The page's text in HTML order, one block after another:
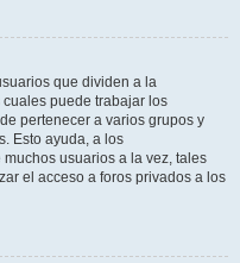
que dividen a la
puede trabajar los
pertenecer a varios grupos y
Esto ayuda, a los
usuarios a la vez, tales
el acceso a foros privados a los